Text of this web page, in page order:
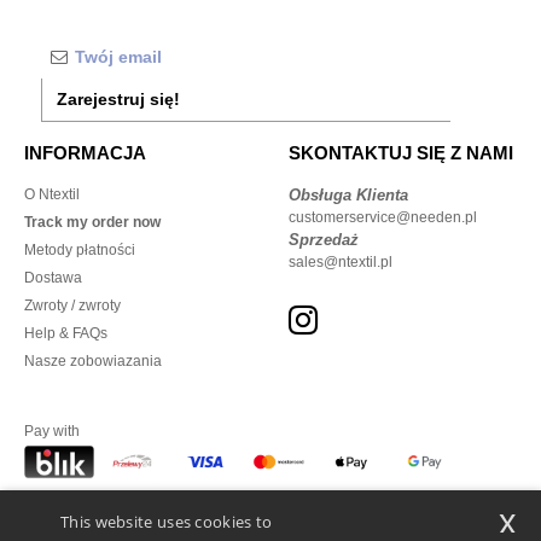
Zarejestruj się!
INFORMACJA
O Ntextil
Track my order now
Metody płatności
Dostawa
Zwroty / zwroty
Help & FAQs
Nasze zobowiazania
SKONTAKTUJ SIĘ Z NAMI
Obsługa Klienta
customerservice@needen.pl
Sprzedaż
sales@ntextil.pl
Pay with
We ship with
This website uses cookies to
x